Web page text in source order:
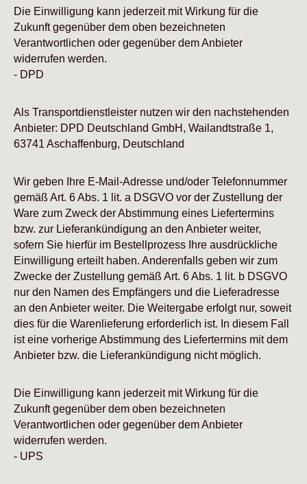
Die Einwilligung kann jederzeit mit Wirkung für die
Zukunft gegenüber dem oben bezeichneten
Verantwortlichen oder gegenüber dem Anbieter
widerrufen werden.
- DPD
Als Transportdienstleister nutzen wir den nachstehenden
Anbieter: DPD Deutschland GmbH, Wailandtstraße 1,
63741 Aschaffenburg, Deutschland
Wir geben Ihre E-Mail-Adresse und/oder Telefonnummer
gemäß Art. 6 Abs. 1 lit. a DSGVO vor der Zustellung der
Ware zum Zweck der Abstimmung eines Liefertermins
bzw. zur Lieferankündigung an den Anbieter weiter,
sofern Sie hierfür im Bestellprozess Ihre ausdrückliche
Einwilligung erteilt haben. Anderenfalls geben wir zum
Zwecke der Zustellung gemäß Art. 6 Abs. 1 lit. b DSGVO
nur den Namen des Empfängers und die Lieferadresse
an den Anbieter weiter. Die Weitergabe erfolgt nur, soweit
dies für die Warenlieferung erforderlich ist. In diesem Fall
ist eine vorherige Abstimmung des Liefertermins mit dem
Anbieter bzw. die Lieferankündigung nicht möglich.
Die Einwilligung kann jederzeit mit Wirkung für die
Zukunft gegenüber dem oben bezeichneten
Verantwortlichen oder gegenüber dem Anbieter
widerrufen werden.
- UPS